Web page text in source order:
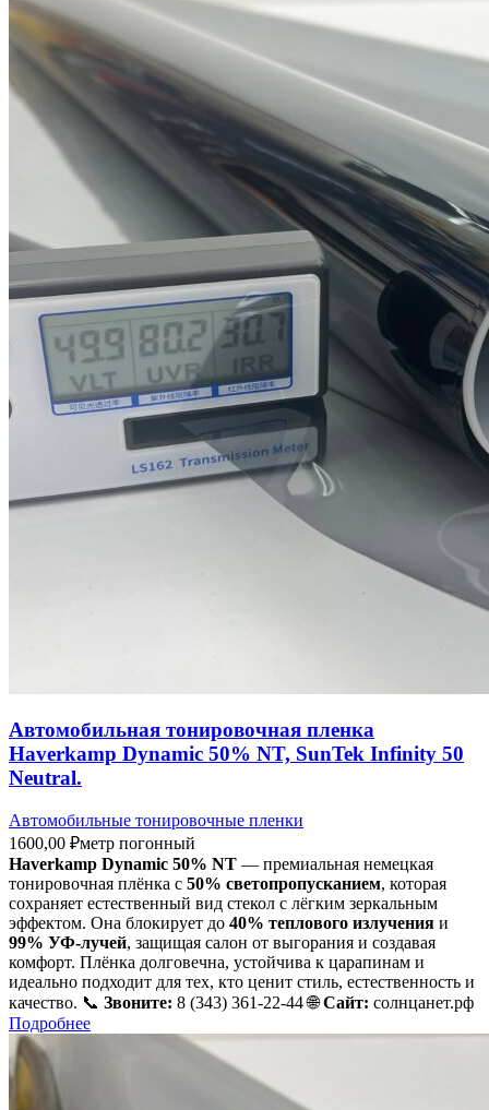
Автомобильная тонировочная пленка
Haverkamp Dynamic 50% NT, SunTek Infinity 50
Neutral.
Автомобильные тонировочные пленки
1600,00 ₽метр погонный
Haverkamp Dynamic 50% NT — премиальная немецкая
тонировочная плёнка с 50% светопропусканием, которая
сохраняет естественный вид стекол с лёгким зеркальным
эффектом. Она блокирует до 40% теплового излучения и
99% УФ-лучей, защищая салон от выгорания и создавая
комфорт. Плёнка долговечна, устойчива к царапинам и
идеально подходит для тех, кто ценит стиль, естественность и
качество. 📞 Звоните: 8 (343) 361-22-44 🌐Сайт: солнцанет.рф
Подробнее